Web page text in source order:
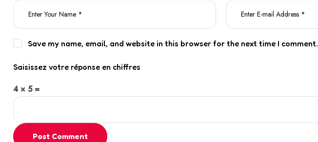
Save my name, email, and website in this browser for the next time I comment.
Saisissez votre réponse en chiffres
4 × 5 =
Post Comment